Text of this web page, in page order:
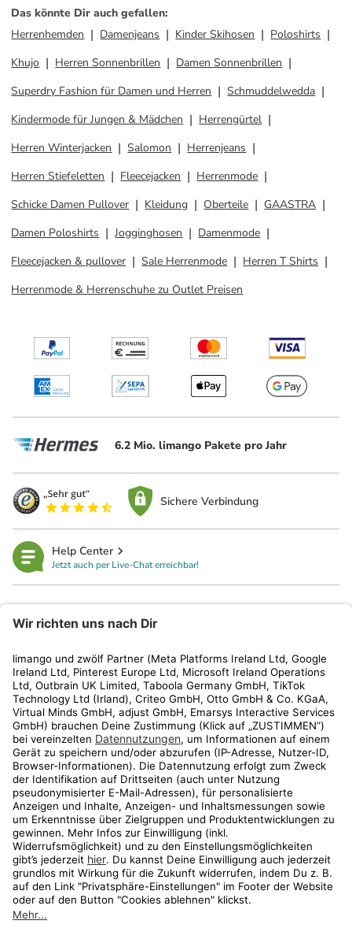
Das könnte Dir auch gefallen:
Herrenhemden
Damenjeans Kinder Skihosen
Poloshirts
Khujo
Herren Sonnenbrillen
Damen Sonnenbrillen
Superdry Fashion für Damen und Herren
Schmuddelwedda
Kindermode für Jungen & Mädchen
Herrengürtel
Herren Winterjacken
Salomon
Herrenjeans
Herren Stiefeletten
Fleecejacken
Herrenmode
Schicke Damen Pullover
Kleidung Oberteile
GAASTRA
Damen Poloshirts
Jogginghosen
Damenmode
Fleecejacken & pullover
Sale Herrenmode
Herren T Shirts
Herrenmode & Herrenschuhe zu Outlet Preisen
6.2 Mio. limango Pakete pro Jahr
Sichere Verbindung
Help Center
Jetzt auch per Live-Chat erreichbar!
Kundenservice
Shop
Aktionen
Travel